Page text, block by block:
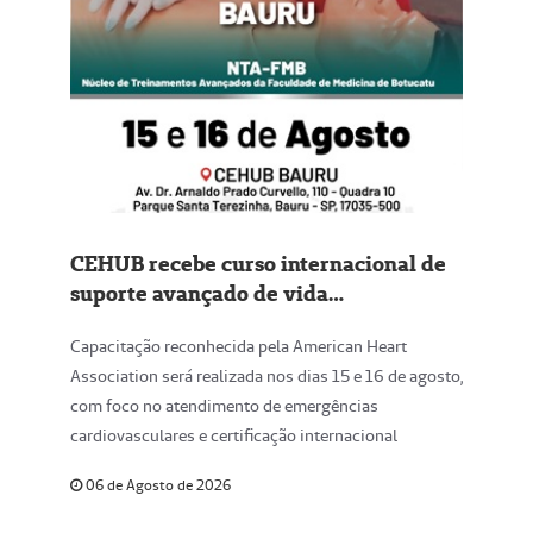
CEHUB recebe curso internacional de
suporte avançado de vida
Capacitação reconhecida pela American Heart
Association será realizada nos dias 15 e 16 de agosto,
com foco no atendimento de emergências
cardiovasculares e certificação internacional
06 de Agosto de 2026